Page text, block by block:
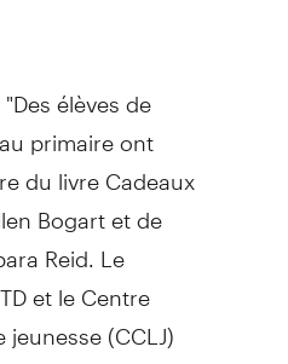
élèves de
primaire ont
du livre Cadeaux
Bogart et de
Reid. Le
et le Centre
(CCLJ)